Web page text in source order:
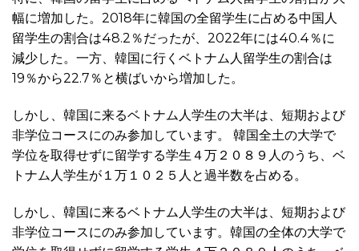
幅に増加した。2018年に韓国の全留学生に占める中国人
留学生の割合は48.2％だったが、2022年には40.4％に
減少した。一方、韓国に行くベトナム人留学生の割合は
19％から22.7％と横ばいから増加した。
しかし、韓国に来るベトナム人学生の大半は、短期および
非学位コースにのみ参加しています。 韓国全土の大学で
学位を取得せずに留学する学生４万２０８９人のうち、ベ
トナム人学生が１万１０２５人と過半数を占める。
しかし、韓国に来るベトナム人学生の大半は、短期および
非学位コースにのみ参加しています。韓国の全体の大学で